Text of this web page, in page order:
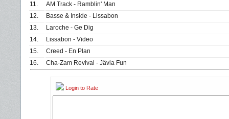
11.
AM Track - Ramblin' Man
12.
Basse & Inside - Lissabon
13.
Laroche - Ge Dig
14.
Lissabon - Video
15.
Creed - En Plan
16.
Cha-Zam Revival - Jävla Fun
Login to Rate